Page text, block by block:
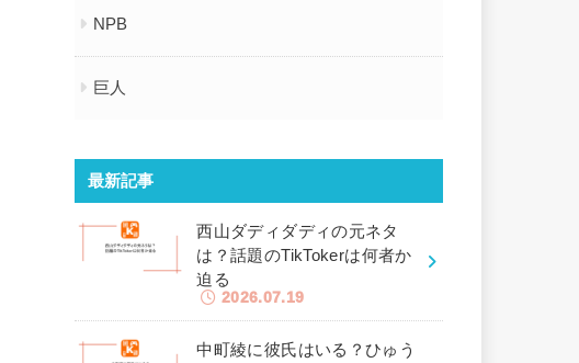
NPB
巨人
最新記事
西山ダディダディの元ネタ
は？話題のTikTokerは何者か
迫る
2026.07.19
中町綾に彼氏はいる？ひゅう